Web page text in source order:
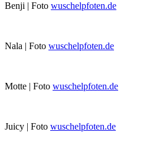
Benji | Foto wuschelpfoten.de
Nala | Foto wuschelpfoten.de
Motte | Foto wuschelpfoten.de
Juicy | Foto wuschelpfoten.de